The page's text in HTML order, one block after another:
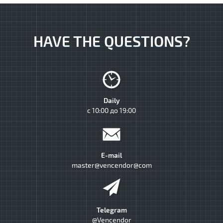
HAVE THE QUESTIONS?
Daily
с 10:00 до 19:00
E-mail
master@vencendor@com
Telegram
@Vencendor